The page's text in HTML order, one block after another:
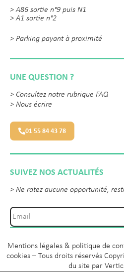
> A86 sortie n°9 puis N1
> A1 sortie n°2
> Parking payant à proximité
UNE QUESTION ?
> Consultez notre rubrique FAQ
> Nous écrire
01 55 84 43 78
SUIVEZ NOS ACTUALITÉS
> Ne ratez aucune opportunité,
Mentions légales & politique de
cookies – Tous droits réservés
du site par